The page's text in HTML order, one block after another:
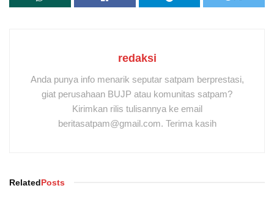
redaksi
Anda punya info menarik seputar satpam berprestasi,
giat perusahaan BUJP atau komunitas satpam?
Kirimkan rilis tulisannya ke email
beritasatpam@gmail.com. Terima kasih
RelatedPosts